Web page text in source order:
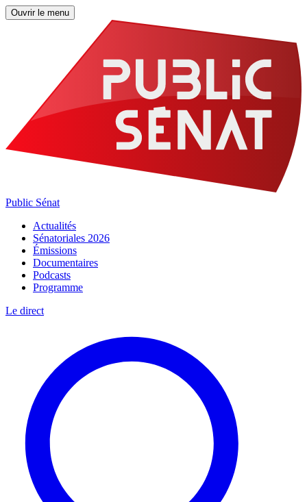
Ouvrir le menu
Public Sénat
Actualités
Sénatoriales 2026
Émissions
Documentaires
Podcasts
Programme
Le direct